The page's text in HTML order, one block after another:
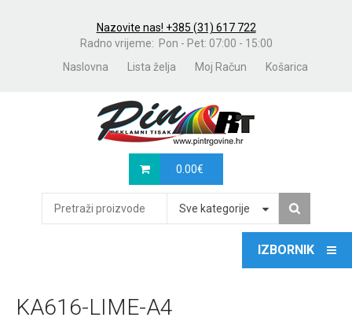
Nazovite nas! +385 (31) 617 722
Radno vrijeme: Pon - Pet: 07:00 - 15:00
Naslovna
Lista želja Moj Račun Košarica
0.00€
Sve kategorije
KA616-LIME-A4